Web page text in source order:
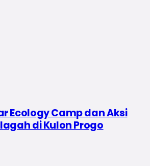
Ecology Camp dan Aksi
di Kulon Progo